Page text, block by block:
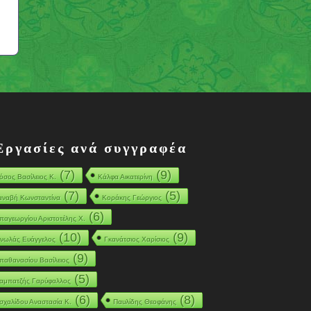
ανά συγγραφέα
Βασίλειος Κ.(7) Κάλφα Αικατερίνη(9)
Κωνσταντίνα(7) Κοράκης Γεώργιος(5)
Αριστοτέλης Χ.(6)
Ευάγγελος(10) Γκανάτσιος Χαρίσιος(9)
Βασίλειος(9)
Γαρύφαλλος(5)
Αναστασία Κ.(6) Παυλίδης Θεοφάνης(8)